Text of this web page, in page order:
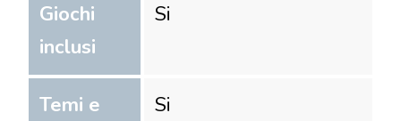
Giochi
inclusi
Si
Temi e
Si